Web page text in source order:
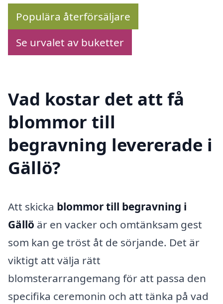
Populära återförsäljare
Se urvalet av buketter
Vad kostar det att få
blommor till
begravning levererade i
Gällö?
Att skicka blommor till begravning i
Gällö är en vacker och omtänksam gest
som kan ge tröst åt de sörjande. Det är
viktigt att välja rätt
blomsterarrangemang för att passa den
specifika ceremonin och att tänka på vad